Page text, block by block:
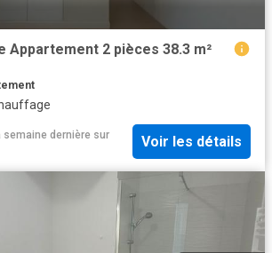
Appartement 2 pièces 38.3 m²
dernière sur
Voir les détails